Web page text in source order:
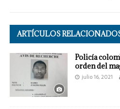
ARTÍCULOS
Policía
orden del
julio 16, 2021